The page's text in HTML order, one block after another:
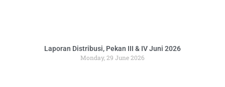
Laporan Distribusi, Pekan III & IV Juni 2026
Monday, 29 June 2026